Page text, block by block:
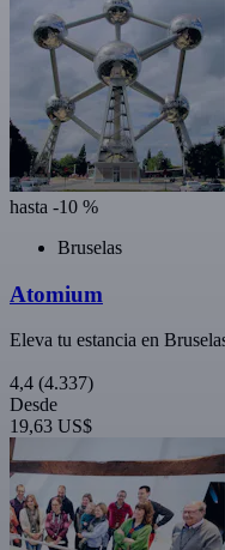
hasta -10 %
Bruselas
Atomium
Eleva tu estancia en
4,4 (4.337)
Desde
19,63 US$